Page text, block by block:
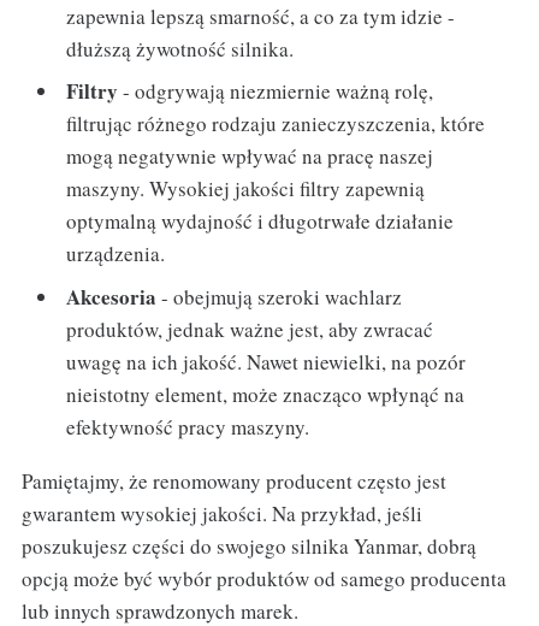
zapewnia lepszą smarność, a co za tym idzie -
dłuższą żywotność silnika.
Filtry - odgrywają niezmiernie ważną rolę,
filtrując różnego rodzaju zanieczyszczenia, które
mogą negatywnie wpływać na pracę naszej
maszyny. Wysokiej jakości filtry zapewnią
optymalną wydajność i długotrwałe działanie
urządzenia.
Akcesoria - obejmują szeroki wachlarz
produktów, jednak ważne jest, aby zwracać
uwagę na ich jakość. Nawet niewielki, na pozór
nieistotny element, może znacząco wpłynąć na
efektywność pracy maszyny.
Pamiętajmy, że renomowany producent często jest
gwarantem wysokiej jakości. Na przykład, jeśli
poszukujesz części do swojego silnika Yanmar, dobrą
opcją może być wybór produktów od samego producenta
lub innych sprawdzonych marek.